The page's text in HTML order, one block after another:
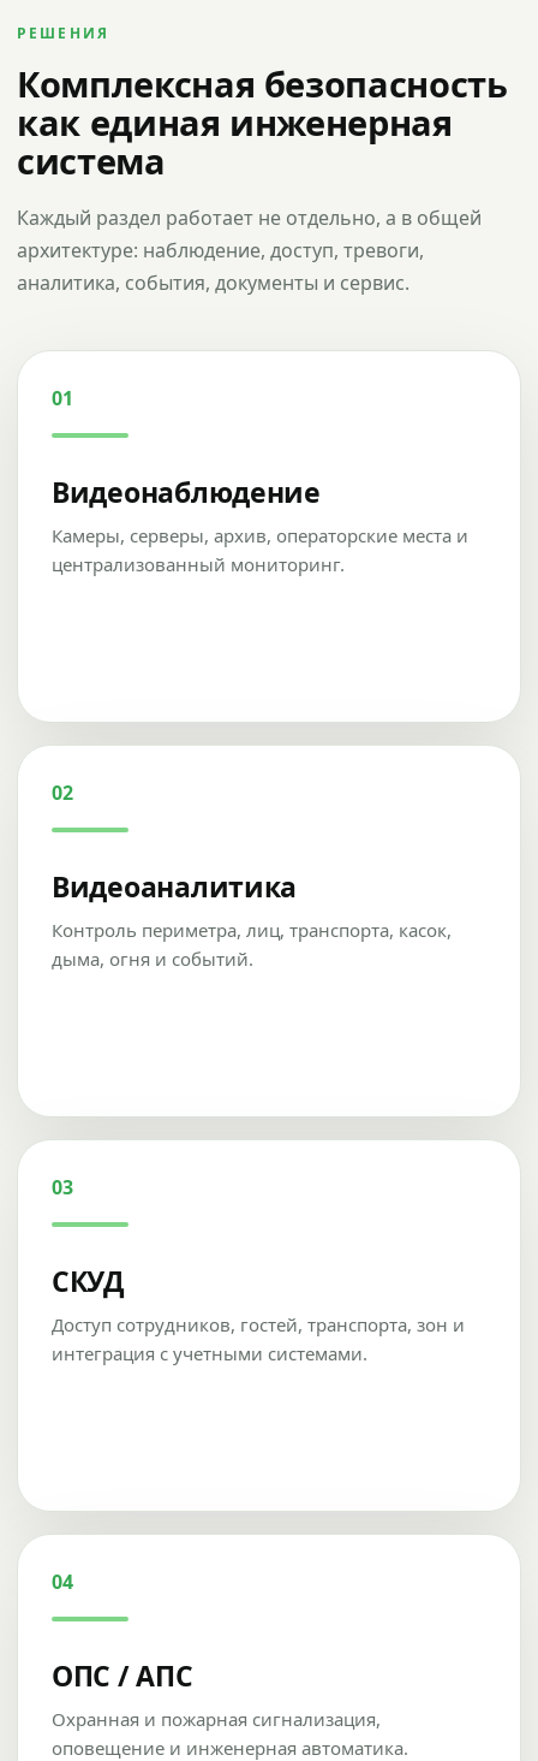
РЕШЕНИЯ
Комплексная безопасность
как единая инженерная
система
Каждый раздел работает не отдельно, а в общей
архитектуре: наблюдение, доступ, тревоги,
аналитика, события, документы и сервис.
01
Видеонаблюдение
Камеры, серверы, архив, операторские места и
централизованный мониторинг.
02
Видеоаналитика
Контроль периметра, лиц, транспорта, касок,
дыма, огня и событий.
03
СКУД
Доступ сотрудников, гостей, транспорта, зон и
интеграция с учетными системами.
04
ОПС / АПС
Охранная и пожарная сигнализация,
оповещение и инженерная автоматика.